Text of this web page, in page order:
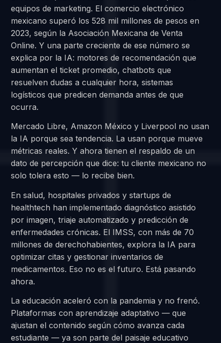
equipos de marketing. El comercio electrónico
mexicano superó los 528 mil millones de pesos en
2023, según la Asociación Mexicana de Venta
Online. Y una parte creciente de ese número se
explica por la IA: motores de recomendación que
aumentan el ticket promedio, chatbots que
resuelven dudas a cualquier hora, sistemas
logísticos que predicen demanda antes de que
ocurra.
Mercado Libre, Amazon México y Liverpool no usan
la IA porque sea tendencia. La usan porque mueve
métricas reales. Y ahora tienen el respaldo de un
dato de percepción que dice: tu cliente mexicano no
solo tolera esto — lo recibe bien.
En salud, hospitales privados y startups de
healthtech han implementado diagnóstico asistido
por imagen, triaje automatizado y predicción de
enfermedades crónicas. El IMSS, con más de 70
millones de derechohabientes, explora la IA para
optimizar citas y gestionar inventarios de
medicamentos. Eso no es el futuro. Está pasando
ahora.
La educación aceleró con la pandemia y no frenó.
Plataformas con aprendizaje adaptativo — que
ajustan el contenido según cómo avanza cada
estudiante — ya son parte del paisaje educativo